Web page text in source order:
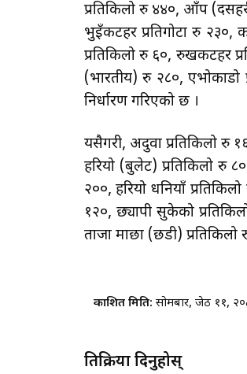
प्रतिकिलो रु ४४०, आँप
भुइँकटहर प्रतिगोटा रु २३०,
प्रतिकिलो रु ६०, रुखकटहर
(भारतीय) रु २८०, एभोकाडो
निर्धारण गरिएको छ ।
यसैगरी, अदुवा प्रतिकिलो रु
हरियो (बुलेट) प्रतिकिलो रु
२००, हरियो धनियाँ
१२०, छ्यापी सुकेको
ताजा माछा (छडी) प्रतिकिलो
प्रकाशित मिति: सोमबार, जेठ ११,
प्रतिक्रिया दिनुहोस्